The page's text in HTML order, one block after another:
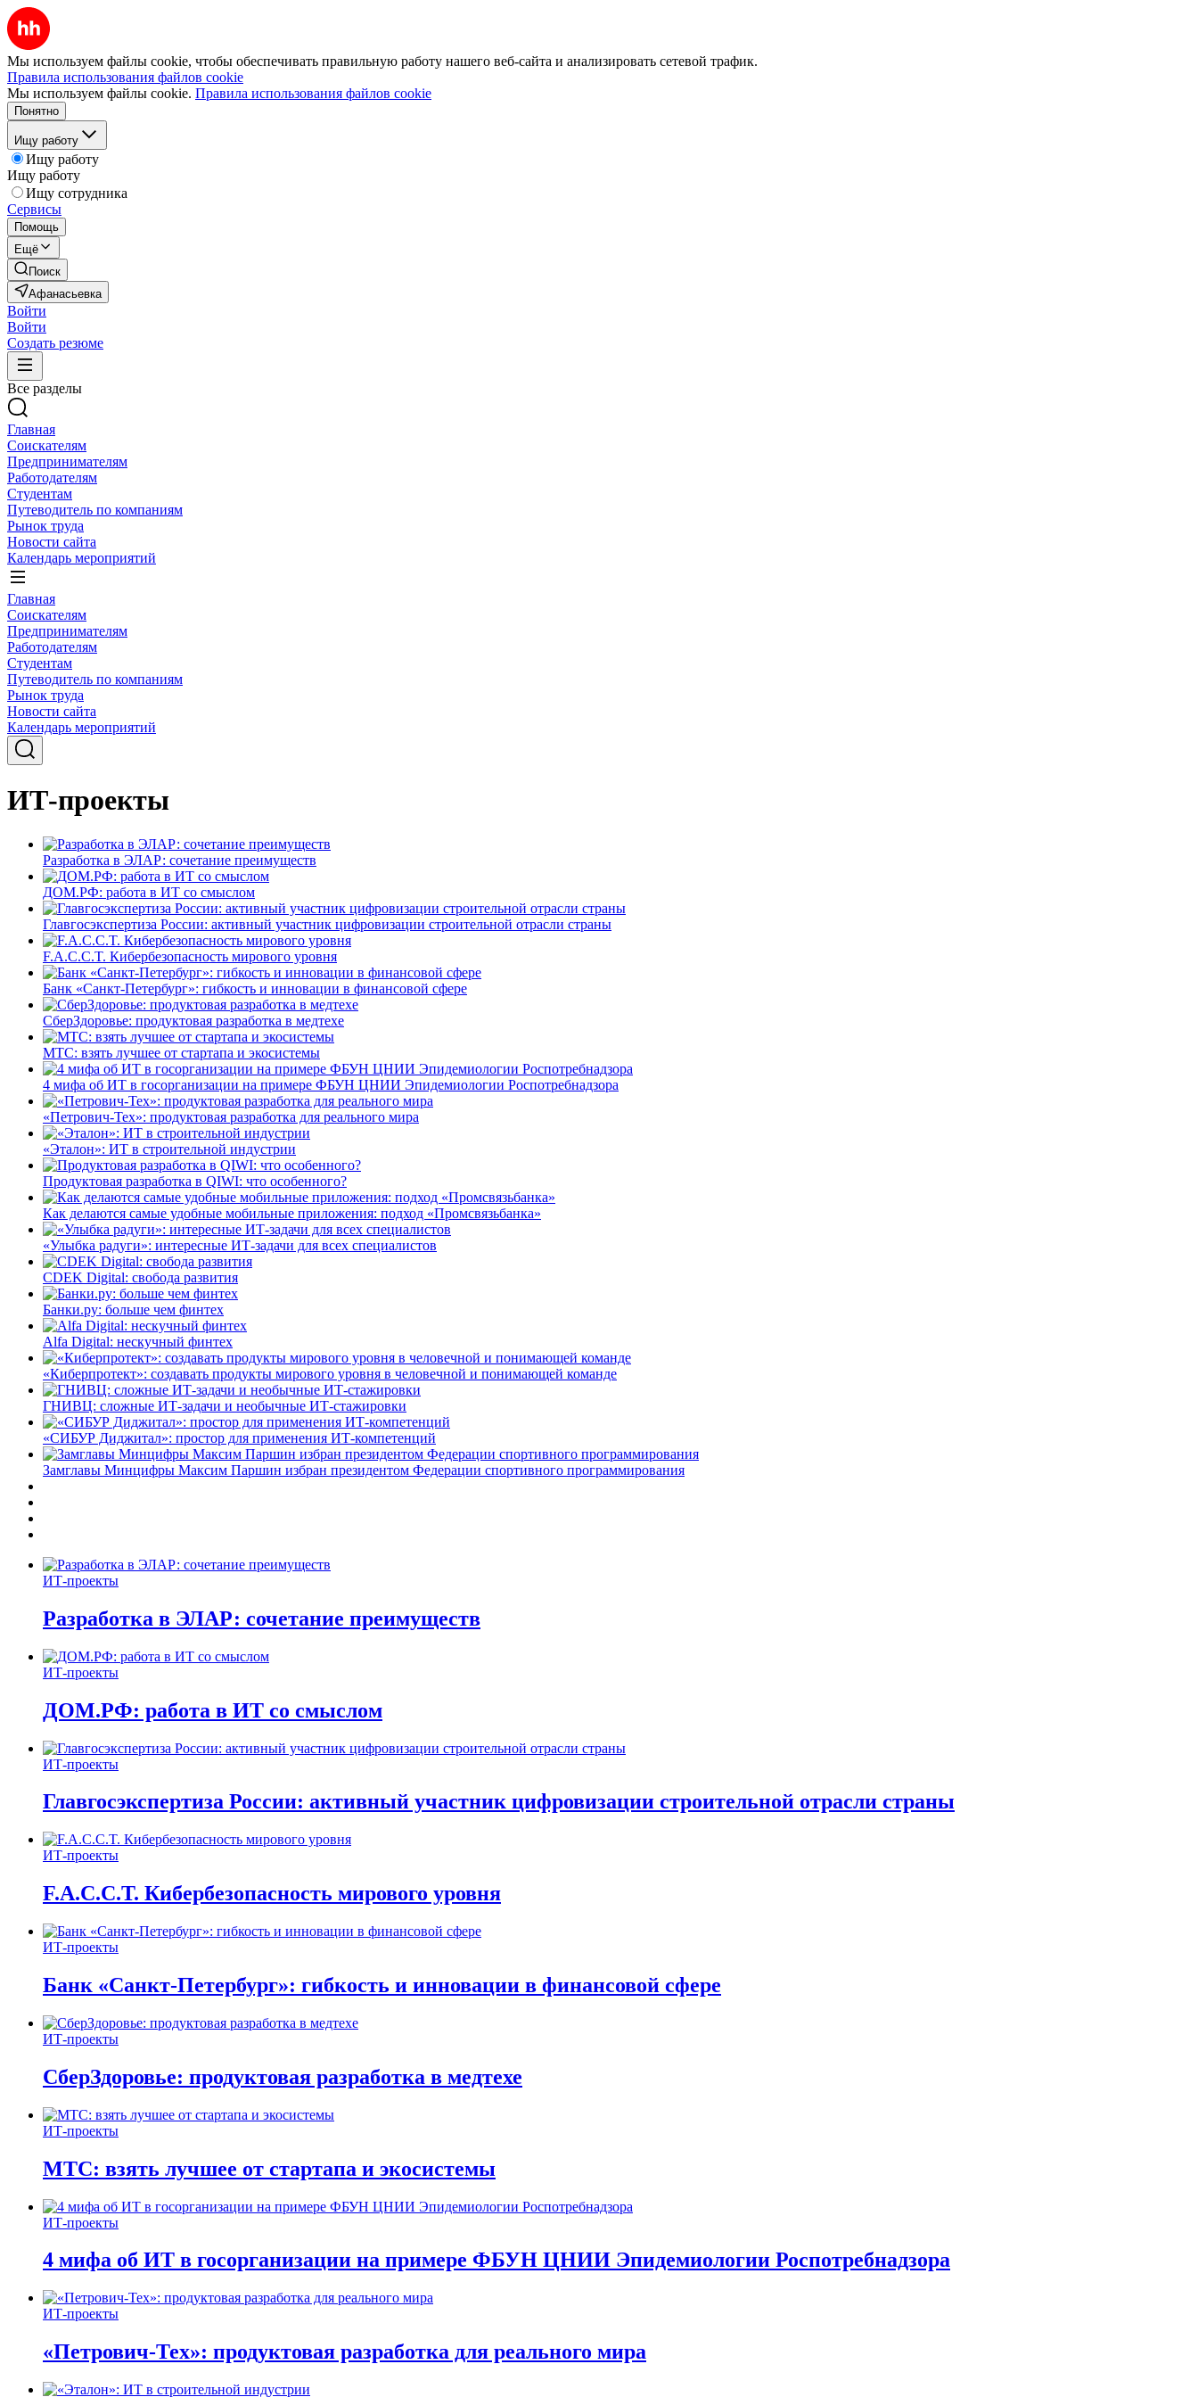
Мы используем файлы cookie, чтобы обеспечивать правильную работу нашего веб-сайта и анализировать сетевой трафик.
Правила использования файлов cookie
Мы используем файлы cookie. Правила использования файлов cookie
Понятно
Ищу работу
Ищу работу
Ищу работу
Ищу сотрудника
Сервисы
Помощь
Ещё
Поиск
Афанасьевка
Войти
Войти
Создать резюме
Все разделы
Главная
Соискателям
Предпринимателям
Работодателям
Студентам
Путеводитель по компаниям
Рынок труда
Новости сайта
Календарь мероприятий
Главная
Соискателям
Предпринимателям
Работодателям
Студентам
Путеводитель по компаниям
Рынок труда
Новости сайта
Календарь мероприятий
ИТ-проекты
Разработка в ЭЛАР: сочетание преимуществ
ДОМ.РФ: работа в ИТ со смыслом
Главгосэкспертиза России: активный участник цифровизации строительной отрасли страны
F.A.C.C.T. Кибербезопасность мирового уровня
Банк «Санкт-Петербург»: гибкость и инновации в финансовой сфере
СберЗдоровье: продуктовая разработка в медтехе
МТС: взять лучшее от стартапа и экосистемы
4 мифа об ИТ в госорганизации на примере ФБУН ЦНИИ Эпидемиологии Роспотребнадзора
«Петрович-Тех»: продуктовая разработка для реального мира
«Эталон»: ИТ в строительной индустрии
Продуктовая разработка в QIWI: что особенного?
Как делаются самые удобные мобильные приложения: подход «Промсвязьбанка»
«Улыбка радуги»: интересные ИТ-задачи для всех специалистов
CDEK Digital: свобода развития
Банки.ру: больше чем финтех
Alfa Digital: нескучный финтех
«Киберпротект»: создавать продукты мирового уровня в человечной и понимающей команде
ГНИВЦ: сложные ИТ‑задачи и необычные ИТ‑стажировки
«СИБУР Диджитал»: простор для применения ИТ-компетенций
Замглавы Минцифры Максим Паршин избран президентом Федерации спортивного программирования
ИТ-проекты
Разработка в ЭЛАР: сочетание преимуществ
ИТ-проекты
ДОМ.РФ: работа в ИТ со смыслом
ИТ-проекты
Главгосэкспертиза России: активный участник цифровизации строительной отрасли страны
ИТ-проекты
F.A.C.C.T. Кибербезопасность мирового уровня
ИТ-проекты
Банк «Санкт-Петербург»: гибкость и инновации в финансовой сфере
ИТ-проекты
СберЗдоровье: продуктовая разработка в медтехе
ИТ-проекты
МТС: взять лучшее от стартапа и экосистемы
ИТ-проекты
4 мифа об ИТ в госорганизации на примере ФБУН ЦНИИ Эпидемиологии Роспотребнадзора
ИТ-проекты
«Петрович-Тех»: продуктовая разработка для реального мира